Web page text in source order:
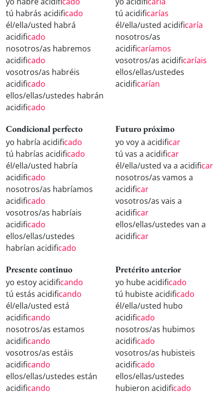
tú habrás acidificado
él/ella/usted habrá
acidificado
nosotros/as habremos
acidificado
vosotros/as habréis
acidificado
ellos/ellas/ustedes habrán
acidificado
tú acidificarías
él/ella/usted acidificaría
nosotros/as
acidificaríamos
vosotros/as acidificaríais
ellos/ellas/ustedes
acidificarían
Condicional perfecto
yo habría acidificado
tú habrías acidificado
él/ella/usted habría
acidificado
nosotros/as habríamos
acidificado
vosotros/as habríais
acidificado
ellos/ellas/ustedes
habrían acidificado
Futuro próximo
yo voy a acidificar
tú vas a acidificar
él/ella/usted va a acidificar
nosotros/as vamos a
acidificar
vosotros/as vais a
acidificar
ellos/ellas/ustedes van a
acidificar
Presente continuo
yo estoy acidificando
tú estás acidificando
él/ella/usted está
acidificando
nosotros/as estamos
acidificando
vosotros/as estáis
acidificando
ellos/ellas/ustedes están
acidificando
Pretérito anterior
yo hube acidificado
tú hubiste acidificado
él/ella/usted hubo
acidificado
nosotros/as hubimos
acidificado
vosotros/as hubisteis
acidificado
ellos/ellas/ustedes
hubieron acidificado